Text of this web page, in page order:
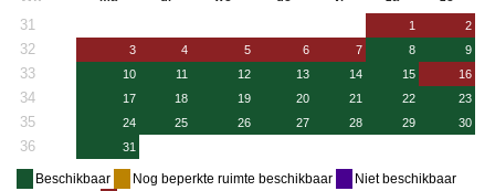
31 1 2
32 3 4 5 6 7 8 9
33 10 11 12 13 14 15 16
34 17 18 19 20 21 22 23
35 24 25 26 27 28 29 30
36 31
Beschikbaar Nog beperkte ruimte beschikbaar
Niet beschikbaar